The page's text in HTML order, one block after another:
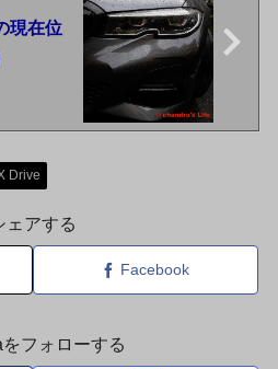
現在位
Drive
ェアする
Facebook
フォローする